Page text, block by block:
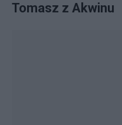
Tomasz z Akwinu